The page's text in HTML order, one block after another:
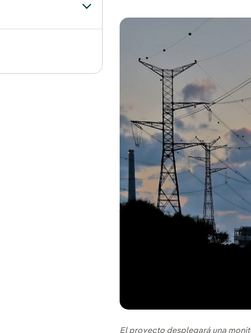
Alternar el submenú para Redes
El proyecto desplegará una